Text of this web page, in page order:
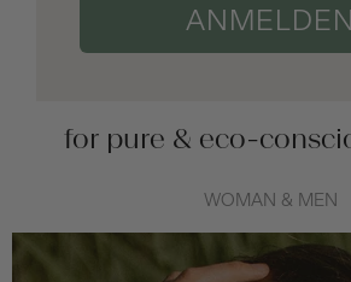
ANMELDEN
for pure & eco-
WOMAN & MEN